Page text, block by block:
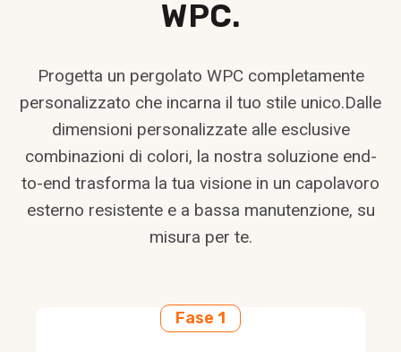
WPC.
Progetta un pergolato WPC completamente
personalizzato che incarna il tuo stile unico.Dalle
dimensioni personalizzate alle esclusive
combinazioni di colori, la nostra soluzione end-
to-end trasforma la tua visione in un capolavoro
esterno resistente e a bassa manutenzione, su
misura per te.
Fase 1